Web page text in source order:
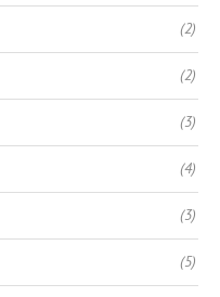
(2)
(2)
(3)
(4)
(3)
(5)